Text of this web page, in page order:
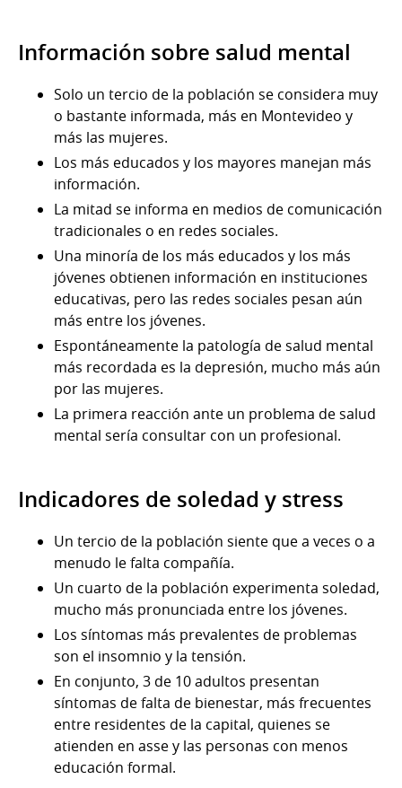
Información sobre salud mental
Solo un tercio de la población se considera muy
o bastante informada, más en Montevideo y
más las mujeres.
Los más educados y los mayores manejan más
información.
La mitad se informa en medios de comunicación
tradicionales o en redes sociales.
Una minoría de los más educados y los más
jóvenes obtienen información en instituciones
educativas, pero las redes sociales pesan aún
más entre los jóvenes.
Espontáneamente la patología de salud mental
más recordada es la depresión, mucho más aún
por las mujeres.
La primera reacción ante un problema de salud
mental sería consultar con un profesional.
Indicadores de soledad y stress
Un tercio de la población siente que a veces o a
menudo le falta compañía.
Un cuarto de la población experimenta soledad,
mucho más pronunciada entre los jóvenes.
Los síntomas más prevalentes de problemas
son el insomnio y la tensión.
En conjunto, 3 de 10 adultos presentan
síntomas de falta de bienestar, más frecuentes
entre residentes de la capital, quienes se
atienden en asse y las personas con menos
educación formal.